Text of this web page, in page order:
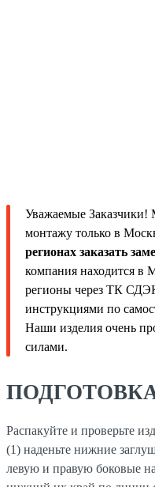
Уважаемые Заказчики!
монтажу только в
регионах заказать
компания находится в
регионы через ТК
инструкциями по
Наши изделия очень
силами.
Распакуйте и проверьте
(1) наденьте нижние
левую и правую боковые